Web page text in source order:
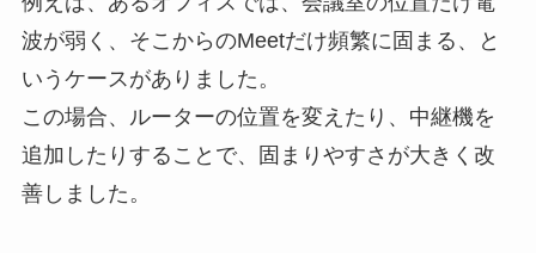
波が弱く、そこからのMeetだけ頻繁に固まる、と
いうケースがありました。
この場合、ルーターの位置を変えたり、中継機を
追加したりすることで、固まりやすさが大きく改
善しました。